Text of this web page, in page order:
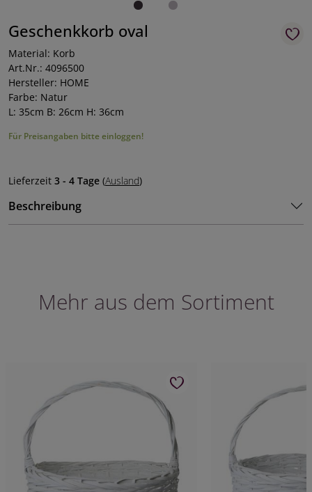
Geschenkkorb oval
Material: Korb
Art.Nr.: 4096500
Hersteller: HOME
Farbe: Natur
L: 35cm B: 26cm H: 36cm
Für Preisangaben bitte einloggen!
Lieferzeit 3 - 4 Tage (Ausland)
Beschreibung
Mehr aus dem Sortiment